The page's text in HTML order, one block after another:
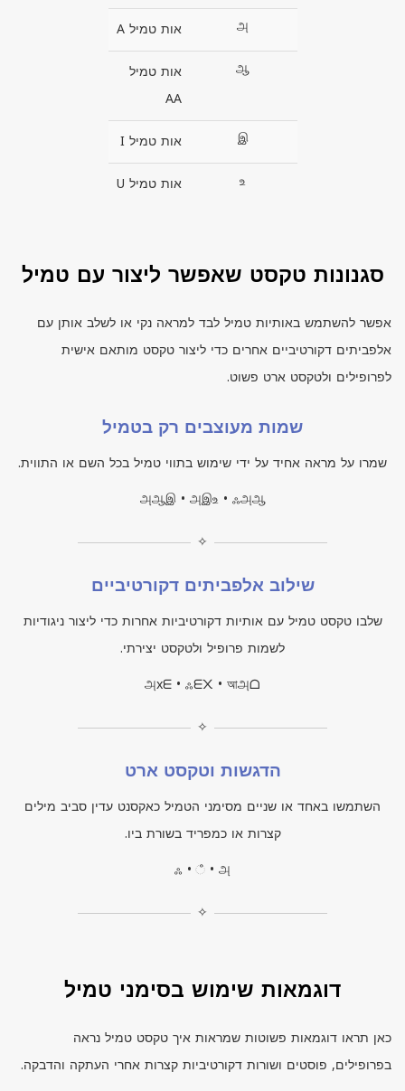
அ אות טמיל A
ஆ
אות טמיל
AA
இ אות טמיל I
உ אות טמיל U
סגנונות טקסט שאפשר ליצור עם טמיל
אפשר להשתמש באותיות טמיל לבד למראה נקי או לשלב אותן עם
אלפביתים דקורטיביים אחרים כדי ליצור טקסט מותאם אישית
לפרופילים ולטקסט ארט פשוט.
שמות מעוצבים רק בטמיל
שמרו על מראה אחיד על ידי שימוש בתווי טמיל בכל השם או התווית.
அஆஇ • அஇஉ • ஃஅஆ
✧
שילוב אלפביתים דקורטיביים
שלבו טקסט טמיל עם אותיות דקורטיביות אחרות כדי ליצור ניגודיות
לשמות פרופיל ולטקסט יצירתי.
அxᗴ • ஃᗴ᙭ • আஅᗝ
✧
הדגשות וטקסט ארט
השתמשו באחד או שניים מסימני הטמיל כאקסנט עדין סביב מילים
קצרות או כמפריד בשורת ביו.
ஃ • ஂ • அ
✧
דוגמאות שימוש בסימני טמיל
כאן תראו דוגמאות פשוטות שמראות איך טקסט טמיל נראה
בפרופילים, פוסטים ושורות דקורטיביות קצרות אחרי העתקה והדבקה.